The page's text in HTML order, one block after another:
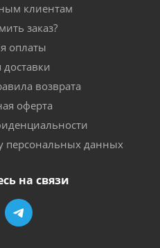
клиентам
заказ?
оплаты
возврата
оферта
персональных данных
на связи